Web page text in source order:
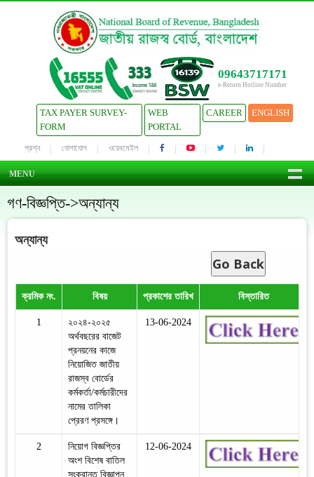
09643717171
e-Return Hotline Number
TAX PAYER SURVEY-
FORM
WEB
PORTAL
CAREER ENGLISH
প্রশ্ন যোগাযোগ ওয়েবমেইল
MENU
গণ-বিজ্ঞপ্তি->অন্যান্য
অন্যান্য
Go Back
ক্রমিক নং. বিষয় প্রকাশের তারিখ বিস্তারিত
1
২০২৪-২০২৫
অর্থবছরের বাজেট
প্রনয়নের কাজে
নিয়োজিত জাতীয়
রাজস্ব বোর্ডের
কর্মকর্তা/কর্মচারীদের
নামের তালিকা
প্রেরণ প্রসঙ্গে।
13-06-2024
2
নিয়োগ বিজ্ঞপ্তির
অংশ বিশেষ বাতিল
সংক্রান্ত বিজ্ঞাপন
12-06-2024